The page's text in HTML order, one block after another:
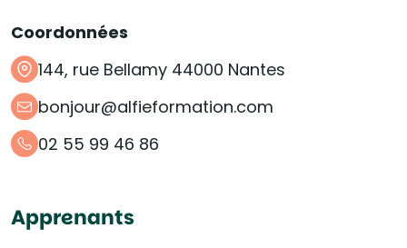
Coordonnées
144, rue Bellamy 44000 Nantes
bonjour@alfieformation.com
02 55 99 46 86
Apprenants